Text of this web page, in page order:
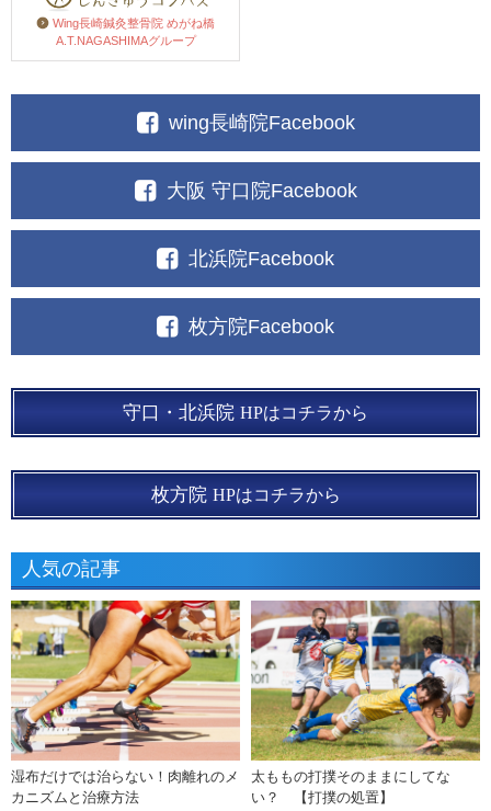
Wing長崎鍼灸整骨院 めがね橋
A.T.NAGASHIMAグループ
wing長崎院Facebook
大阪 守口院Facebook
北浜院Facebook
枚方院Facebook
守口・北浜院 HPはコチラから
枚方院 HPはコチラから
人気の記事
湿布だけでは治らない！肉離れのメ
カニズムと治療方法
太ももの打撲そのままにしてな
い？ 【打撲の処置】